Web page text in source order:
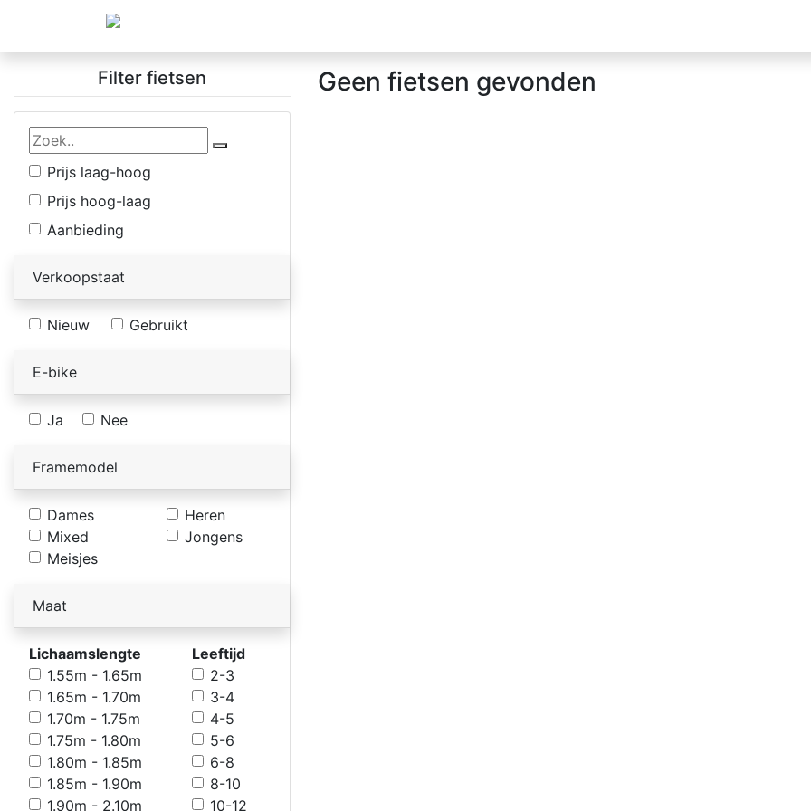
Filter fietsen
Prijs laag-hoog
Prijs hoog-laag
Aanbieding
Verkoopstaat
Nieuw Gebruikt
E-bike
Ja Nee
Framemodel
Dames
Heren
Mixed
Jongens
Meisjes
Maat
Lichaamslengte
1.55m - 1.65m
1.65m - 1.70m
1.70m - 1.75m
1.75m - 1.80m
1.80m - 1.85m
1.85m - 1.90m
1.90m - 2.10m
Leeftijd
2-3
3-4
4-5
5-6
6-8
8-10
10-12
Geen fietsen gevonden